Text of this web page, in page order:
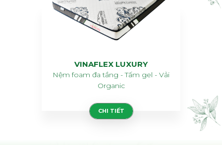
VINAFLEX LUXURY
Nệm foam đa tầng - Tấm gel - Vải
Organic
CHI TIẾT